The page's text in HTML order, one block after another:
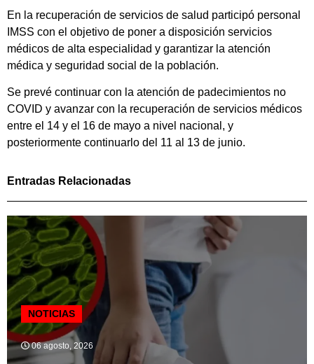
En la recuperación de servicios de salud participó personal
IMSS con el objetivo de poner a disposición servicios
médicos de alta especialidad y garantizar la atención
médica y seguridad social de la población.
Se prevé continuar con la atención de padecimientos no
COVID y avanzar con la recuperación de servicios médicos
entre el 14 y el 16 de mayo a nivel nacional, y
posteriormente continuarlo del 11 al 13 de junio.
Entradas Relacionadas
NOTICIAS
06 agosto, 2026